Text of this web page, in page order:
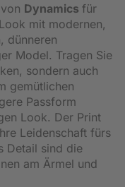
von Dynamics für
mit modernen,
dünneren
Model. Tragen Sie
sondern auch
gemütlichen
Passform
Look. Der Print
Leidenschaft fürs
Detail sind die
am Ärmel und